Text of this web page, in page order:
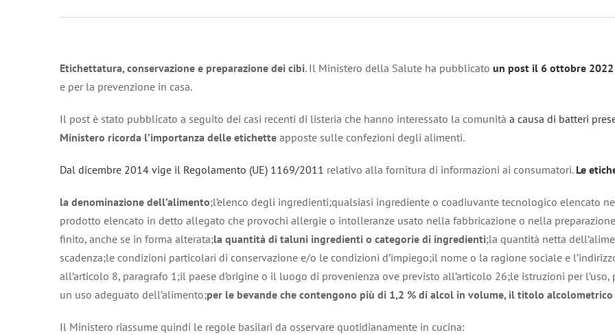
Etichettatura, conservazione e preparazione dei cibi. Il Ministero della Salute ha pubblicato un post il 6 ottobre 2022
e per la prevenzione in casa.
Il post è stato pubblicato a seguito dei casi recenti di listeria che hanno interessato la comunità a causa di batteri
Ministero ricorda l’importanza delle etichette apposte sulle confezioni degli alimenti.
Dal dicembre 2014 vige il Regolamento (UE) 1169/2011 relativo alla fornitura di informazioni ai consumatori. Le
la denominazione dell’alimento;l’elenco degli ingredienti;qualsiasi ingrediente o coadiuvante tecnologico elencato
prodotto elencato in detto allegato che provochi allergie o intolleranze usato nella fabbricazione o nella
finito, anche se in forma alterata;la quantità di taluni ingredienti o categorie di ingredienti;la quantità netta
scadenza;le condizioni particolari di conservazione e/o le condizioni d’impiego;il nome o la ragione sociale e
all’articolo 8, paragrafo 1;il paese d’origine o il luogo di provenienza ove previsto all’articolo 26;le istruzioni per
un uso adeguato dell’alimento;per le bevande che contengono più di 1,2 % di alcol in volume, il titolo
Il Ministero riassume quindi le regole basilari da osservare quotidianamente in cucina: